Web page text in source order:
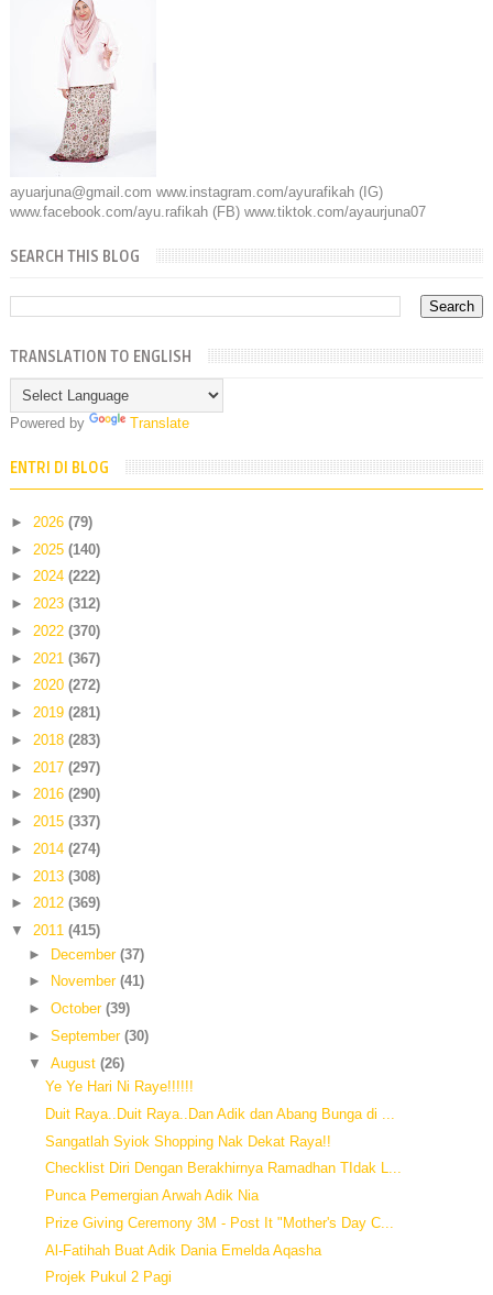
ayuarjuna@gmail.com www.instagram.com/ayurafikah (IG)
www.facebook.com/ayu.rafikah (FB) www.tiktok.com/ayaurjuna07
SEARCH THIS BLOG
TRANSLATION TO ENGLISH
Powered by Translate
ENTRI DI BLOG
► 2026 (79)
► 2025 (140)
► 2024 (222)
► 2023 (312)
► 2022 (370)
► 2021 (367)
► 2020 (272)
► 2019 (281)
► 2018 (283)
► 2017 (297)
► 2016 (290)
► 2015 (337)
► 2014 (274)
► 2013 (308)
► 2012 (369)
▼ 2011 (415)
► December (37)
►
November (41)
► October (39)
► September (30)
▼ August (26)
Ye Ye Hari Ni Raye!!!!!!
Duit Raya..Duit Raya..Dan Adik dan Abang Bunga di ...
Sangatlah Syiok Shopping Nak Dekat Raya!!
Checklist Diri Dengan Berakhirnya Ramadhan TIdak L...
Punca Pemergian Arwah Adik Nia
Prize Giving Ceremony 3M - Post It "Mother's Day C...
Al-Fatihah Buat Adik Dania Emelda Aqasha
Projek Pukul 2 Pagi